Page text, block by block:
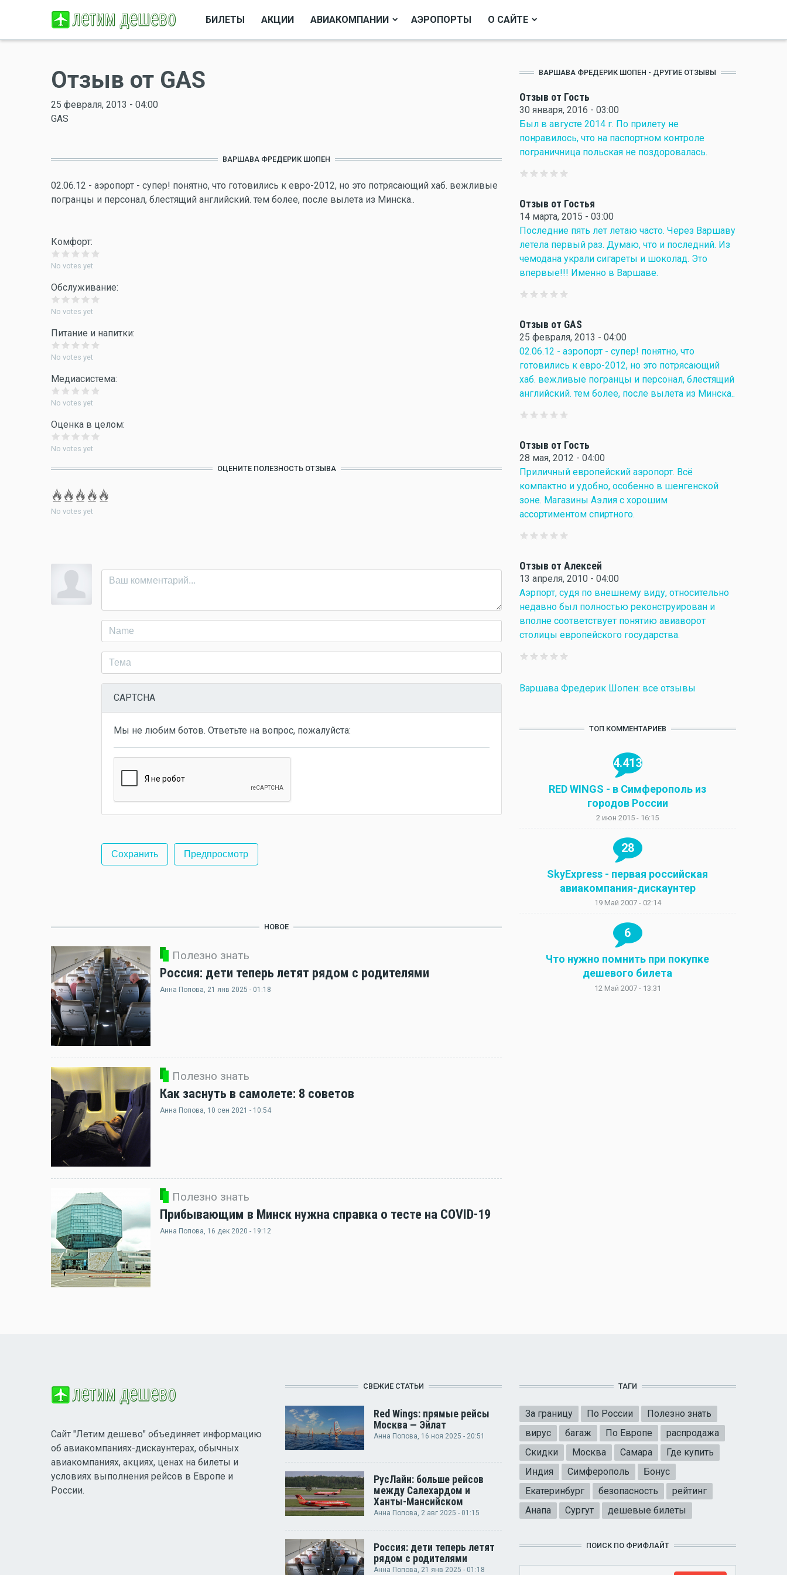
БИЛЕТЫ АКЦИИ АВИАКОМПАНИИ АЭРОПОРТЫ О САЙТЕ
Отзыв от GAS
25 февраля, 2013 - 04:00
GAS
ВАРШАВА ФРЕДЕРИК ШОПЕН
02.06.12 - аэропорт - супер! понятно, что готовились к евро-2012, но это потрясающий хаб. вежливые
погранцы и персонал, блестящий английский. тем более, после вылета из Минска..
Комфорт:
No votes yet
Обслуживание:
No votes yet
Питание и напитки:
No votes yet
Медиасистема:
No votes yet
Оценка в целом:
No votes yet
ОЦЕНИТЕ ПОЛЕЗНОСТЬ ОТЗЫВА
No votes yet
CAPTCHA
Мы не любим ботов. Ответьте на вопрос, пожалуйста:
НОВОЕ
Полезно знать
Россия: дети теперь летят рядом с родителями
Анна Попова, 21 янв 2025 - 01:18
Полезно знать
Как заснуть в самолете: 8 советов
Анна Попова, 10 сен 2021 - 10:54
Полезно знать
Прибывающим в Минск нужна справка о тесте на COVID-19
Анна Попова, 16 дек 2020 - 19:12
ВАРШАВА ФРЕДЕРИК ШОПЕН - ДРУГИЕ ОТЗЫВЫ
Отзыв от Гость
30 января, 2016 - 03:00
Был в августе 2014 г. По прилету не
понравилось, что на паспортном контроле
пограничница польская не поздоровалась.
Отзыв от Гостья
14 марта, 2015 - 03:00
Последние пять лет летаю часто. Через Варшаву
летела первый раз. Думаю, что и последний. Из
чемодана украли сигареты и шоколад. Это
впервые!!! Именно в Варшаве.
Отзыв от GAS
25 февраля, 2013 - 04:00
02.06.12 - аэропорт - супер! понятно, что
готовились к евро-2012, но это потрясающий
хаб. вежливые погранцы и персонал, блестящий
английский. тем более, после вылета из Минска..
Отзыв от Гость
28 мая, 2012 - 04:00
Приличный европейский аэропорт. Всё
компактно и удобно, особенно в шенгенской
зоне. Магазины Аэлия с хорошим
ассортиментом спиртного.
Отзыв от Алексей
13 апреля, 2010 - 04:00
Аэрпорт, судя по внешнему виду, относительно
недавно был полностью реконструирован и
вполне соответствует понятию авиаворот
столицы европейского государства.
Варшава Фредерик Шопен: все отзывы
ТОП КОММЕНТАРИЕВ
4.413
RED WINGS - в Симферополь из
городов России
2 июн 2015 - 16:15
28
SkyExpress - первая российская
авиакомпания-дискаунтер
19 Май 2007 - 02:14
6
Что нужно помнить при покупке
дешевого билета
12 Май 2007 - 13:31
Сайт "Летим дешево" объединяет информацию
об авиакомпаниях-дискаунтерах, обычных
авиакомпаниях, акциях, ценах на билеты и
условиях выполнения рейсов в Европе и
России.
СВЕЖИЕ СТАТЬИ
Red Wings: прямые рейсы
Москва — Эйлат
Анна Попова, 16 ноя 2025 - 20:51
РусЛайн: больше рейсов
между Салехардом и
Ханты-Мансийском
Анна Попова, 2 авг 2025 - 01:15
Россия: дети теперь летят
рядом с родителями
Анна Попова, 21 янв 2025 - 01:18
ТАГИ
За границу По России
Полезно знать
вирус
багаж По Европе
распродажа
Скидки
Москва Самара
Где купить
Индия
Симферополь
Бонус
Екатеринбург
безопасность
рейтинг
Анапа
Сургут дешевые билеты
ПОИСК ПО ФРИФЛАЙТ